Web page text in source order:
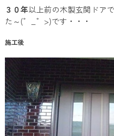
３０年以上前の木製玄関ドア
た～(゜_゜>)です・・・
施工後